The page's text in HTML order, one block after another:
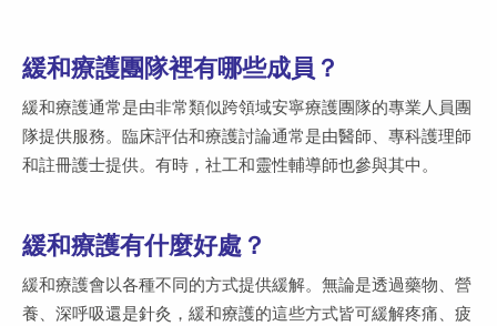
緩和療護團隊裡有哪些成員？
緩和療護通常是由非常類似跨領域安寧療護團隊的專業人員團
隊提供服務。臨床評估和療護討論通常是由醫師、專科護理師
和註冊護士提供。有時，社工和靈性輔導師也參與其中。
緩和療護有什麼好處？
緩和療護會以各種不同的方式提供緩解。無論是透過藥物、營
養、深呼吸還是針灸，緩和療護的這些方式皆可緩解疼痛、疲